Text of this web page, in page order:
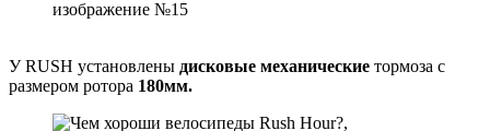
У RUSH установлены дисковые механические тормоза с
размером ротора 180мм.